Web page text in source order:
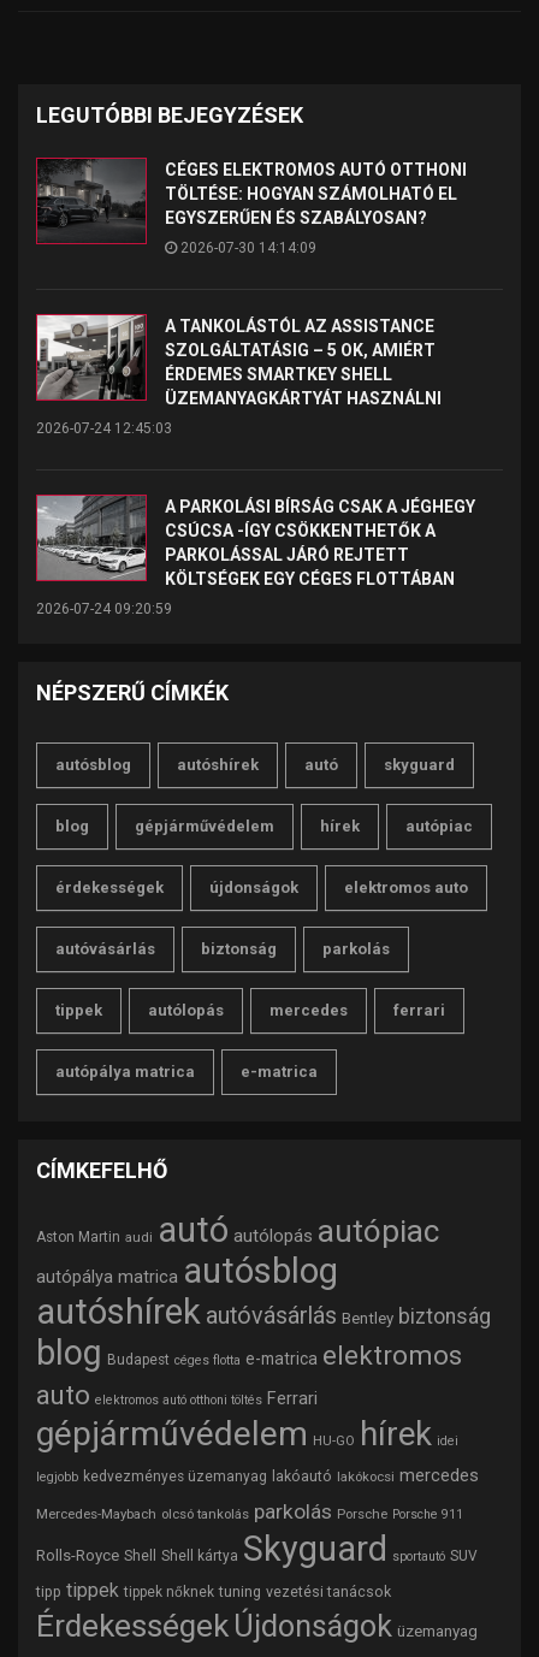
LEGUTÓBBI BEJEGYZÉSEK
CÉGES ELEKTROMOS AUTÓ OTTHONI
TÖLTÉSE: HOGYAN SZÁMOLHATÓ EL
EGYSZERŰEN ÉS SZABÁLYOSAN?
2026-07-30 14:14:09
A TANKOLÁSTÓL AZ ASSISTANCE
SZOLGÁLTATÁSIG – 5 OK, AMIÉRT
ÉRDEMES SMARTKEY SHELL
ÜZEMANYAGKÁRTYÁT HASZNÁLNI
2026-07-24 12:45:03
A PARKOLÁSI BÍRSÁG CSAK A JÉGHEGY
CSÚCSA -ÍGY CSÖKKENTHETŐK A
PARKOLÁSSAL JÁRÓ REJTETT
KÖLTSÉGEK EGY CÉGES FLOTTÁBAN
2026-07-24 09:20:59
NÉPSZERŰ CÍMKÉK
autósblog autóshírek autó skyguard
blog gépjárművédelem hírek autópiac
érdekességek újdonságok elektromos auto
autóvásárlás biztonság parkolás
tippek autólopás mercedes ferrari
autópálya matrica e-matrica
CÍMKEFELHŐ
Aston Martin audi autó autólopás autópiac
autópálya matrica autósblog
autóshírek autóvásárlás Bentley biztonság
blog Budapest céges flotta e-matrica elektromos
auto elektromos autó otthoni töltés Ferrari
gépjárművédelem HU-GO hírek idei
legjobb kedvezményes üzemanyag lakóautó lakókocsi mercedes
Mercedes-Maybach olcsó tankolás parkolás Porsche Porsche 911
Rolls-Royce Shell Shell kártya Skyguard sportautó SUV
tipp tippek tippek nőknek tuning vezetési tanácsok
Érdekességek Újdonságok üzemanyag